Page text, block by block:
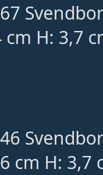
H: 3,7
cm H: 3,7